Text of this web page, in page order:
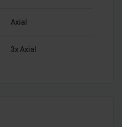
Axial
3x Axial